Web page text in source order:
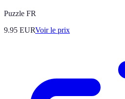
Puzzle FR
9.95 EURVoir le prix